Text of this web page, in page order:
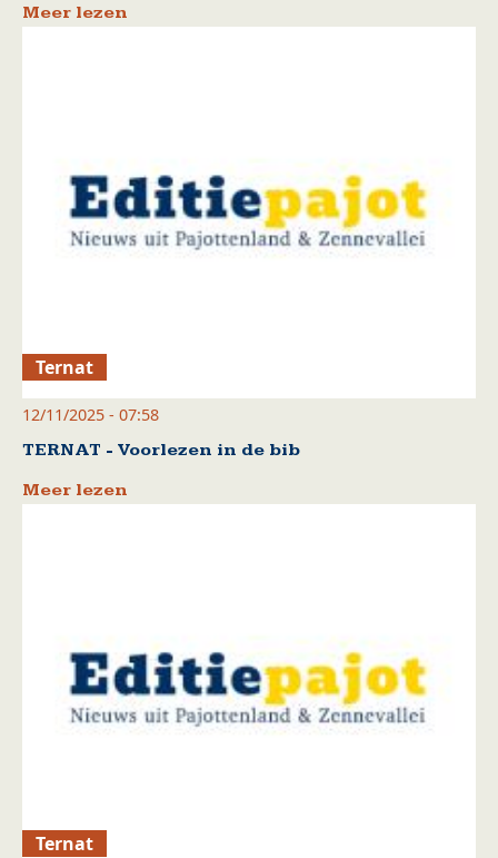
Meer lezen
Ternat
12/11/2025 - 07:58
TERNAT - Voorlezen in de bib
Meer lezen
Ternat